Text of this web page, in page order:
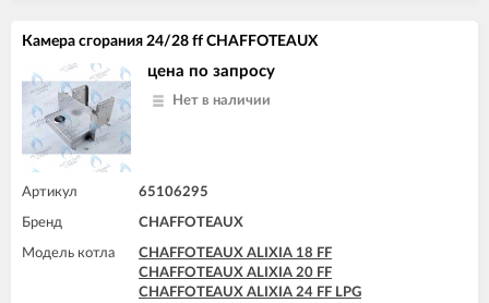
CHAFFOTEAUX ALIXIA ULTRA 20 FF
CHAFFOTEAUX ALIXIA ULTRA 24 FF
CHAFFOTEAUX NIAGARA C 25 FF
CHAFFOTEAUX PIGMA ULTRA 25 FF
CHAFFOTEAUX TALIA 25 FF
CHAFFOTEAUX TALIA SYSTEM 25 FF
Камера сгорания 24/28 ff CHAFFOTEAUX
цена по запросу
Нет в наличии
Артикул 65106295
Бренд CHAFFOTEAUX
Модель котла
CHAFFOTEAUX ALIXIA 18 FF
CHAFFOTEAUX ALIXIA 20 FF
CHAFFOTEAUX ALIXIA 24 FF LPG